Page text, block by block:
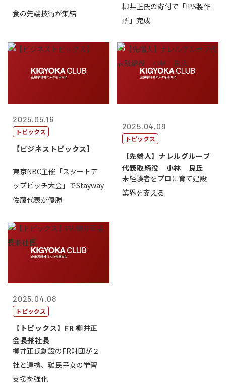
食の先端技術が集結
柳井正氏の寄付で「iPS製作
所」完成
2025.05.16
トピックス
【ビジネストピックス】
東京NBC主催「スタートア
ップピッチ大会」でStayway
佐藤代表が優勝
2025.04.09
トピックス
【先端人】ナレルグループ
代表取締役 小林 良氏
未経験者をプロに育て建設
業界を支える
2025.04.08
トピックス
【トピックス】FR 柳井正
会長兼社長
柳井正氏創設のFR財団が２
社と連携、難民子女の学習
支援を強化